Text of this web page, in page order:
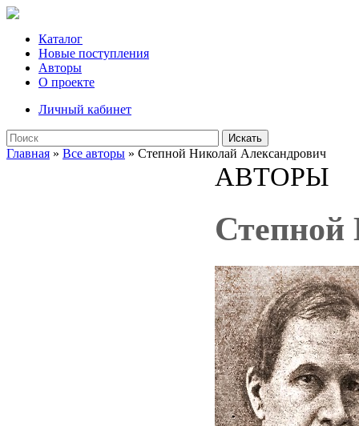
Каталог
Новые поступления
Авторы
О проекте
Личный кабинет
Искать
Главная » Все авторы » Степной Николай Александрович
АВТОРЫ
Степной